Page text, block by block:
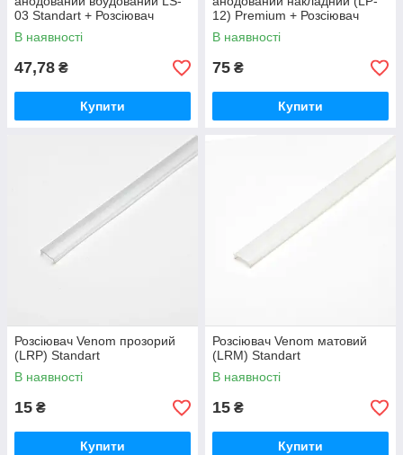
03 Standart + Розсіювач
Standart)
В наявності
47,78 ₴
Купити
12) Premium + Розсіювач
Standart)
В наявності
75 ₴
Купити
Розсіювач Venom прозорий
(LRP) Standart
В наявності
15 ₴
Купити
Розсіювач Venom матовий
(LRM) Standart
В наявності
15 ₴
Купити